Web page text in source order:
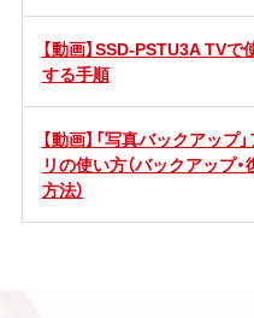
【動画】SSD-PSTU3A TVで
する手順
【動画】「写真バックアップ
リの使い方（バックアップ・
方法）